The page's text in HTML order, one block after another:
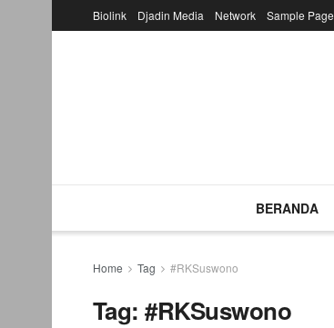
Biolink Djadin Media Network Sample Page
BERANDA
Home Tag #RKSuswono
Tag:#RKSuswono